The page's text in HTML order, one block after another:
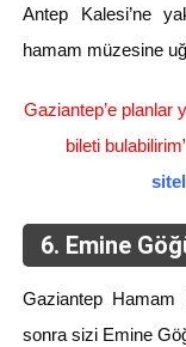
Antep Kalesi’ne
hamam müzesine
Gaziantep’e planlar
bileti
6. Emine
Gaziantep Hamam
sonra sizi Emine